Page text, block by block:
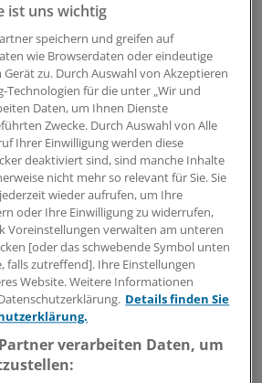
ist seit August Geschichte.
die dürfen noch bis
KBV und KVen auch erreichen.
schreibt, der bleibt!
So hoch könnten die Verluste
Bundesvereinigung hat eine Liste
möglichen finanziellen Folgen
pro Ärztin bzw. Arzt auflistet. Die
Haus- und Fachärzten sind groß.
ist uns wichtig
speichern und greifen auf
wie Browserdaten oder eindeutige
zu. Durch Auswahl von Akzeptieren
Technologien für die unter „Wir und
Daten, um Ihnen Dienste
Zwecke. Durch Auswahl von Alle
Ihrer Einwilligung werden diese
deaktiviert sind, sind manche Inhalte
nicht mehr so relevant für Sie. Sie
wieder aufrufen, um Ihre
oder Ihre Einwilligung zu widerrufen,
Voreinstellungen verwalten am unteren
[oder das schwebende Symbol unten
falls zutreffend]. Ihre Einstellungen
Website. Weitere Informationen
Details finden Sie
verarbeiten Daten, um